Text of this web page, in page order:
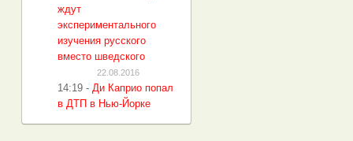
ждут
экспериментального
изучения русского
вместо шведского
22.08.2016
14:19 - Ди Каприо попал
в ДТП в Нью-Йорке